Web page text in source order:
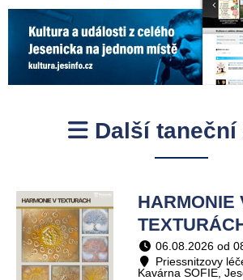
Další taneční
HARMONIE
06.08.2026 od
Priessnitzovy
Kavárna SOFIE,